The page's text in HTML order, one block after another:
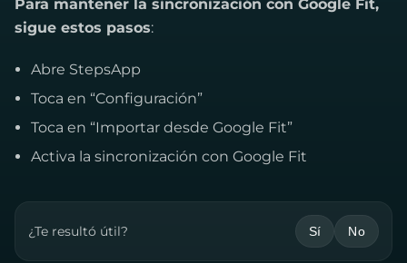
Para mantener la sincronización con Google Fit,
sigue estos pasos:
Abre StepsApp
Toca en “Configuración”
Toca en “Importar desde Google Fit”
Activa la sincronización con Google Fit
¿Te resultó útil? Sí No